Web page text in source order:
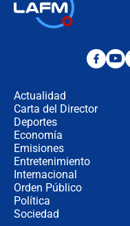
Actualidad
Carta del Director
Deportes
Economía
Emisiones
Entretenimiento
Internacional
Orden Público
Política
Sociedad